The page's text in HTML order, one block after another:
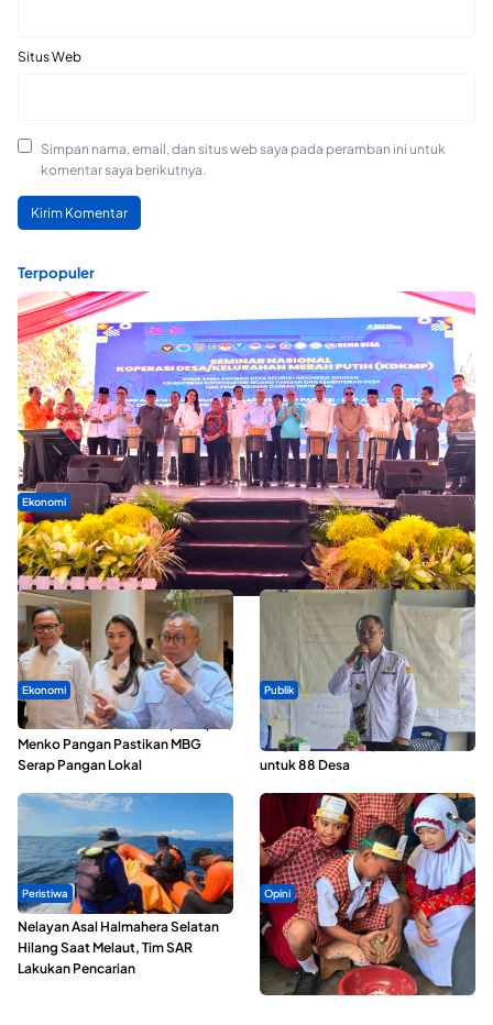
Situs Web
Simpan nama, email, dan situs web saya pada peramban ini untuk
komentar saya berikutnya.
Terpopuler
Ekonomi
Seminar di Ternate, Mendes Perkuat Sinergi Percepatan
Kopdes Merah Putih
Ekonomi
SPPG di Maluku Utara Dipercepat,
Menko Pangan Pastikan MBG
Serap Pangan Lokal
Publik
ABDESI Morotai Apresiasi
Penyaluran ADD Rp3,13 Miliar
untuk 88 Desa
Peristiwa
Nelayan Asal Halmahera Selatan
Hilang Saat Melaut, Tim SAR
Lakukan Pencarian
Opini
Tak Sekadar Memarut Kelapa,
Kukuran Tongole Jadi Media
Belajar Etnosains